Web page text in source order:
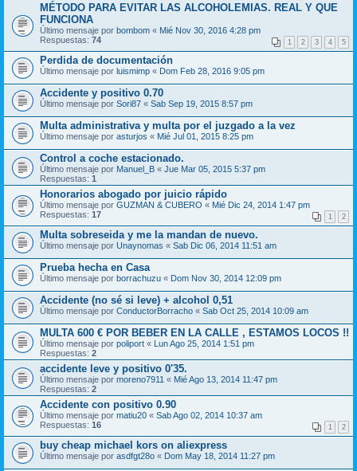
MÉTODO PARA EVITAR LAS ALCOHOLEMIAS. REAL Y QUE
FUNCIONA
Último mensaje por bombom « Mié Nov 30, 2016 4:28 pm
Respuestas: 74 1 2 3 4 5
Perdida de documentación
Último mensaje por luismimp « Dom Feb 28, 2016 9:05 pm
Accidente y positivo 0.70
Último mensaje por Sori87 « Sab Sep 19, 2015 8:57 pm
Multa administrativa y multa por el juzgado a la vez
Último mensaje por asturjos « Mié Jul 01, 2015 8:25 pm
Control a coche estacionado.
Último mensaje por Manuel_B « Jue Mar 05, 2015 5:37 pm
Respuestas: 1
Honorarios abogado por juicio rápido
Último mensaje por GUZMAN & CUBERO « Mié Dic 24, 2014 1:47 pm
Respuestas: 17 1 2
Multa sobreseida y me la mandan de nuevo.
Último mensaje por Unaynomas « Sab Dic 06, 2014 11:51 am
Prueba hecha en Casa
Último mensaje por borrachuzu « Dom Nov 30, 2014 12:09 pm
Accidente (no sé si leve) + alcohol 0,51
Último mensaje por ConductorBorracho « Sab Oct 25, 2014 10:09 am
MULTA 600 € POR BEBER EN LA CALLE , ESTAMOS LOCOS !!
Último mensaje por poliport « Lun Ago 25, 2014 1:51 pm
Respuestas: 2
accidente leve y positivo 0'35.
Último mensaje por moreno7911 « Mié Ago 13, 2014 11:47 pm
Respuestas: 2
Accidente con positivo 0.90
Último mensaje por matiu20 « Sab Ago 02, 2014 10:37 am
Respuestas: 16 1 2
buy cheap michael kors on aliexpress
Último mensaje por asdfgt28o « Dom May 18, 2014 11:27 pm